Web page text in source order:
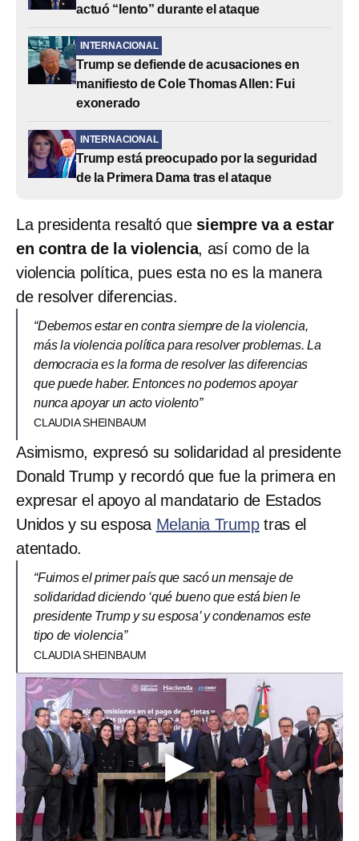
actuó “lento” durante el ataque
INTERNACIONAL
Trump se defiende de acusaciones en
manifiesto de Cole Thomas Allen: Fui
exonerado
INTERNACIONAL
Trump está preocupado por la seguridad
de la Primera Dama tras el ataque
La presidenta resaltó que siempre va a estar
en contra de la violencia, así como de la
violencia política, pues esta no es la manera
de resolver diferencias.
“Debemos estar en contra siempre de la violencia,
más la violencia política para resolver problemas. La
democracia es la forma de resolver las diferencias
que puede haber. Entonces no podemos apoyar
nunca apoyar un acto violento”
CLAUDIA SHEINBAUM
Asimismo, expresó su solidaridad al presidente
Donald Trump y recordó que fue la primera en
expresar el apoyo al mandatario de Estados
Unidos y su esposa Melania Trumptras el
atentado.
“Fuimos el primer país que sacó un mensaje de
solidaridad diciendo ‘qué bueno que está bien le
presidente Trump y su esposa’ y condenamos este
tipo de violencia”
CLAUDIA SHEINBAUM